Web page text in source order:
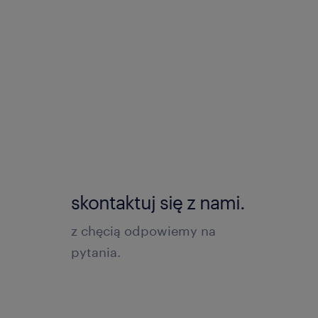
skontaktuj się z nami.
z chęcią odpowiemy na
pytania.